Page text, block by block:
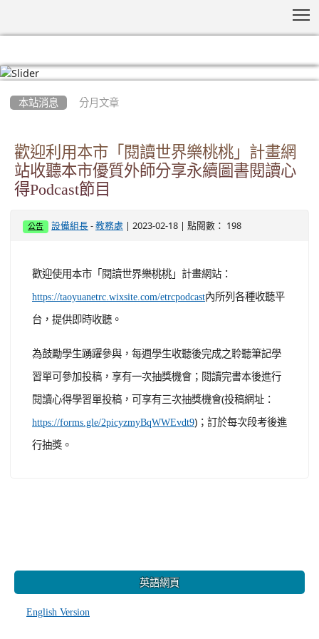
本站消息 分月文章
歡迎利用本市「閱讀世界樂桃桃」計畫網
站收聽本市優質外師分享永續圖書閱讀心
得Podcast節目
公告 設備組長 -教務處 | 2023-02-18 | 點閱數： 198
歡迎使用本市「閱讀世界樂桃桃」計畫網站：
https://taoyuanetrc.wixsite.com/etrcpodcast內所列各種收聽平
台，提供即時收聽。
為鼓勵學生踴躍參與，每週學生收聽後完成之聆聽筆記學
習單可參加投稿，享有一次抽獎機會；閱讀完書本後進行
閱讀心得學習單投稿，可享有三次抽獎機會(投稿網址：
https://forms.gle/2picyzmyBqWWEvdt9)；訂於每次段考後進
行抽獎。
英語網頁
English Version